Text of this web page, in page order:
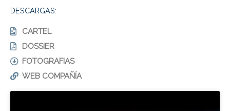
DESCARGAS:
CARTEL
DOSSIER
FOTOGRAFIAS
WEB COMPAÑÍA